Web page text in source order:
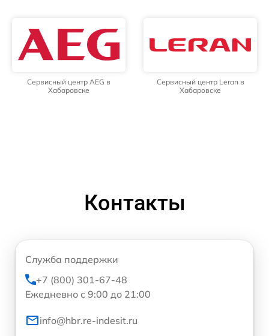
Сервисный центр AEG в
Хабаровске
Сервисный центр Leran в
Хабаровске
Контакты
Служба поддержки
+7 (800) 301-67-48
Ежедневно с 9:00 до 21:00
info@hbr.re-indesit.ru